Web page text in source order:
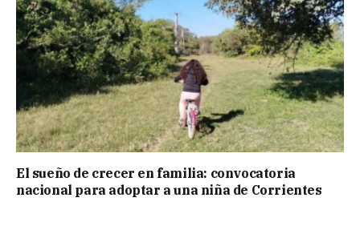
El sueño de crecer en familia: convocatoria
nacional para adoptar a una niña de Corrientes